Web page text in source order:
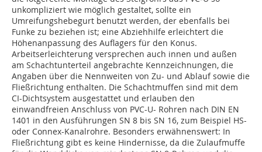
unkompliziert wie möglich gestaltet, sollte ein
Umreifungshebegurt benutzt werden, der ebenfalls bei
Funke zu beziehen ist; eine Abziehhilfe erleichtert die
Höhenanpassung des Auflagers für den Konus.
Arbeitserleichterung versprechen auch innen und außen
am Schachtunterteil angebrachte Kennzeichnungen, die
Angaben über die Nennweiten von Zu- und Ablauf sowie die
Fließrichtung enthalten. Die Schachtmuffen sind mit dem
CI-Dichtsystem ausgestattet und erlauben den
einwandfreien Anschluss von PVC-U- Rohren nach DIN EN
1401 in den Ausführungen SN 8 bis SN 16, zum Beispiel HS-
oder Connex-Kanalrohre. Besonders erwähnenswert: In
Fließrichtung gibt es keine Hindernisse, da die Zulaufmuffe